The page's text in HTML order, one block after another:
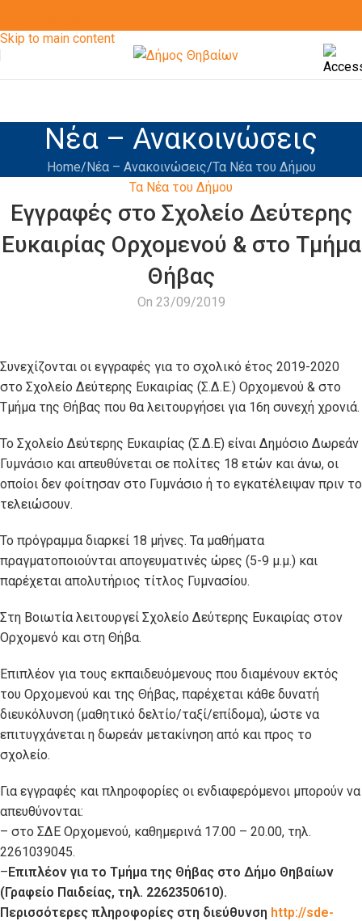
Skip to main content
Νέα – Ανακοινώσεις
Home Νέα – Ανακοινώσεις Τα Νέα του Δήμου
Τα Νέα του Δήμου
Εγγραφές στο Σχολείο Δεύτερης
Ευκαιρίας Ορχομενού & στο Τμήμα
Θήβας
On 23/09/2019
Συνεχίζονται οι εγγραφές για το σχολικό έτος 2019-2020
στο Σχολείο Δεύτερης Ευκαιρίας (Σ.Δ.Ε.) Ορχομενού & στο
Τμήμα της Θήβας που θα λειτουργήσει για 16η συνεχή χρονιά.
Το Σχολείο Δεύτερης Ευκαιρίας (Σ.Δ.Ε) είναι Δημόσιο Δωρεάν
Γυμνάσιο και απευθύνεται σε πολίτες 18 ετών και άνω, οι
οποίοι δεν φοίτησαν στο Γυμνάσιο ή το εγκατέλειψαν πριν το
τελειώσουν.
Το πρόγραμμα διαρκεί 18 μήνες. Τα μαθήματα
πραγματοποιούνται απογευματινές ώρες (5-9 μ.μ.) και
παρέχεται απολυτήριος τίτλος Γυμνασίου.
Στη Βοιωτία λειτουργεί Σχολείο Δεύτερης Ευκαιρίας στον
Ορχομενό και στη Θήβα.
Επιπλέον για τους εκπαιδευόμενους που διαμένουν εκτός
του Ορχομενού και της Θήβας, παρέχεται κάθε δυνατή
διευκόλυνση (μαθητικό δελτίο/ταξί/επίδομα), ώστε να
επιτυγχάνεται η δωρεάν μετακίνηση από και προς το
σχολείο.
Για εγγραφές και πληροφορίες οι ενδιαφερόμενοι μπορούν να
απευθύνονται:
– στο ΣΔΕ Ορχομενού, καθημερινά 17.00 – 20.00, τηλ.
2261039045.
–Επιπλέον για το Τμήμα της Θήβας στο Δήμο Θηβαίων
(Γραφείο Παιδείας, τηλ. 2262350610).
Περισσότερες πληροφορίες στη διεύθυνση http://sde-